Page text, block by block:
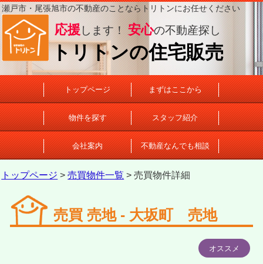
瀬戸市・尾張旭市の不動産のことならトリトンにお任せください
応援 します！安心の不動産探し
トリトンの住宅販売
トップページ まずはここから
物件を探す スタッフ紹介
会社案内 不動産なんでも相談
トップページ >売買物件一覧 > 売買物件詳細
売買 売地 - 大坂町 売地
オススメ